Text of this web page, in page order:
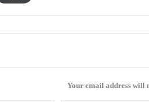
Your email address will